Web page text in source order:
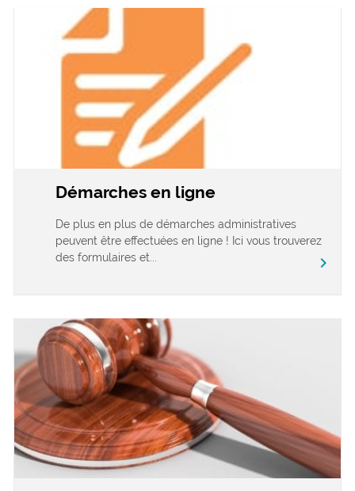
Démarches en ligne
De plus en plus de démarches administratives
peuvent être effectuées en ligne ! Ici vous trouverez
des formulaires et...
chevron_right